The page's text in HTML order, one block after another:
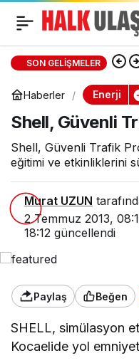
SON GELIŞMELER
Haberler Enerji
Shell, Güvenli
Shell, Güvenli Trafik
eğitimi ve etkinliklerini
Murat UZUN
2 Temmuz 2013,
18:12 güncellendi
Paylaş Beğen
SHELL, simülasyon
Kocaelide yol
Shell, Güvenli Trafik
Projesi